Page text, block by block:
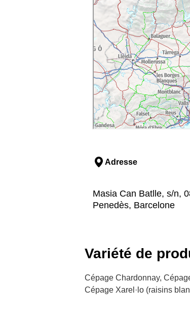
Adresse
Masia Can Batlle, s/n,
Penedès, Barcelone
Variété de
Cépage Chardonnay,
Cépage Xarel·lo (raisins